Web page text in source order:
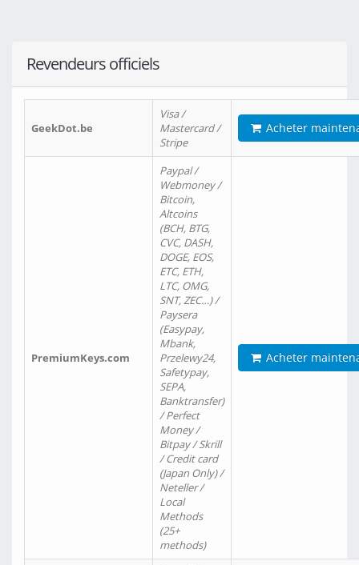
Revendeurs officiels
GeekDot.be
Visa /
Mastercard /
Stripe
Acheter
PremiumKeys.com
Paypal /
Webmoney /
Bitcoin,
Altcoins
(BCH, BTG,
CVC, DASH,
DOGE, EOS,
ETC, ETH,
LTC, OMG,
SNT, ZEC…) /
Paysera
(Easypay,
Mbank,
Przelewy24,
Safetypay,
SEPA,
Banktransfer)
/ Perfect
Money /
Bitpay / Skrill
/ Credit card
(Japan Only) /
Neteller /
Local
Methods
(25+
methods)
Acheter